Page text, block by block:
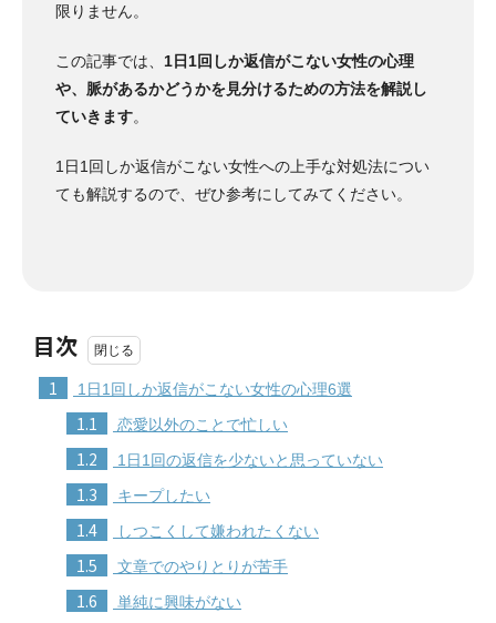
限りません。
この記事では、 1日1回しか返信がこない女性の心理
や、脈があるかどうかを見分けるための方法を解説し
ていきます。
1日1回しか返信がこない女性への上手な対処法につい
ても解説するので、ぜひ参考にしてみてください。
目次
1 1日1回しか返信がこない女性の心理6選
1.1 恋愛以外のことで忙しい
1.2 1日1回の返信を少ないと思っていない
1.3 キープしたい
1.4 しつこくして嫌われたくない
1.5 文章でのやりとりが苦手
1.6 単純に興味がない